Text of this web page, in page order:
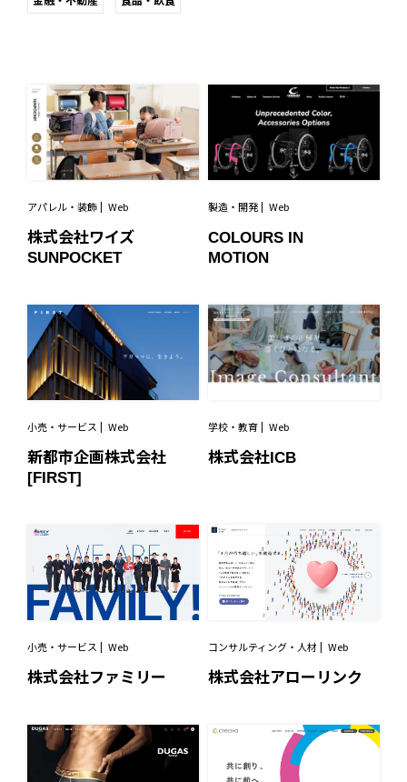
アパレル・装飾 Web
株式会社ワイズ
SUNPOCKET
製造・開発 Web
COLOURS IN
MOTION
小売・サービス Web
新都市企画株式会社
[FIRST]
学校・教育 Web
株式会社ICB
小売・サービス Web
株式会社ファミリー
コンサルティング・人材 Web
株式会社アローリンク